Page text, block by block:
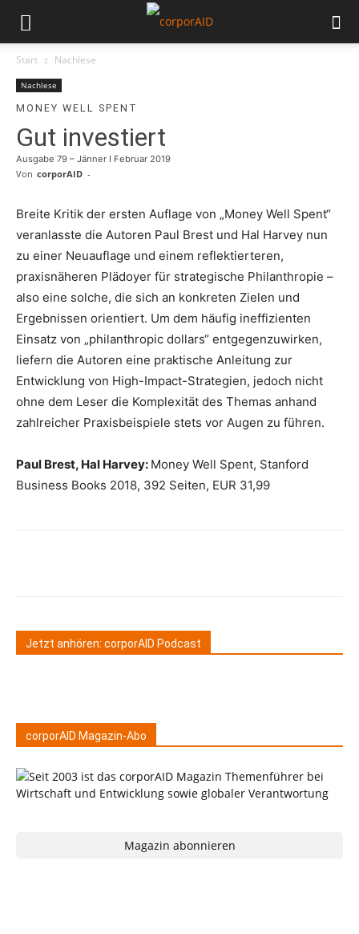
Start Nachlese
Nachlese
MONEY WELL SPENT
Gut investiert
Ausgabe 79 – Jänner I Februar 2019
Von corporAID -
Breite Kritik der ersten Auflage von „Money Well Spent“
veranlasste die Autoren Paul Brest und Hal Harvey nun
zu einer Neuauflage und einem reflektierteren,
praxisnäheren Plädoyer für strategische Philanthropie –
also eine solche, die sich an konkreten Zielen und
Ergebnissen orientiert. Um dem häufig ineffizienten
Einsatz von „philanthropic dollars“ entgegenzuwirken,
liefern die Autoren eine praktische Anleitung zur
Entwicklung von High-Impact-Strategien, jedoch nicht
ohne dem Leser die Komplexität des Themas anhand
zahlreicher Praxisbeispiele stets vor Augen zu führen.
Paul Brest, Hal Harvey: Money Well Spent, Stanford
Business Books 2018, 392 Seiten, EUR 31,99
Jetzt anhören: corporAID Podcast
corporAID Magazin-Abo
Magazin abonnieren